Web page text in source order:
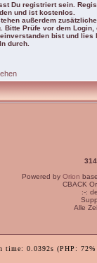
Du registriert sein.
und ist kostenlos.
außerdem zusätzliche
Bitte Prüfe vor dem Login,
bist und lies
durch.
Powered by Orion
CBACK
:-:
Alle
time: 0.0392s (PHP: